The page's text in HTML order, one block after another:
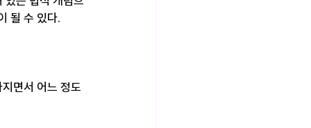
될 수 있다.
면서 어느 정도